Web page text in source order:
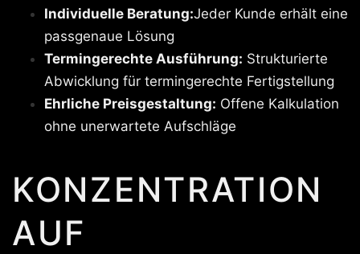
Individuelle Beratung:Jeder Kunde erhält eine
passgenaue Lösung
Termingerechte Ausführung: Strukturierte
Abwicklung für termingerechte Fertigstellung
Ehrliche Preisgestaltung: Offene Kalkulation
ohne unerwartete Aufschläge
KONZENTRATION
AUF